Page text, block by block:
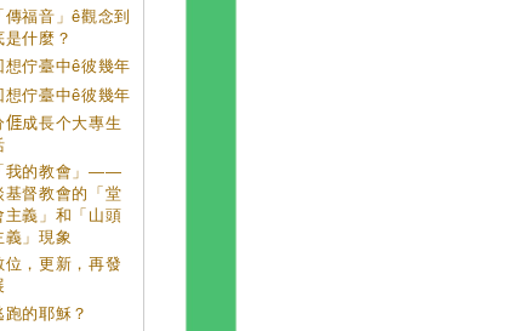
傳福音」ê觀念到
是什麼？
想佇臺中ê彼幾年
想佇臺中ê彼幾年
𠊎成長个大專生
我的教會」——
基督教會的「堂
主義」和「山頭
義」現象
位，更新，再發
跑的耶穌？